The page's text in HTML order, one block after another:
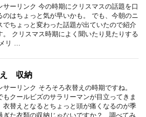
サーリンク 今の時期にクリスマスの話題を口
のはちょっと気が早いかも。 でも、今朝のニ
でちょっと変わった話題が出ていたので紹介
。 クリスマス時期によく聞いたり見たりする
リ …
え 収納
サーリンク そろそろ衣替えの時期ですね。
もクールビズのサラリーマンが目立ってきま
衣替えとなるとちょっと頭が痛くなるのが季
ぎた衣類の収納じゃないですか？ 調べてみ